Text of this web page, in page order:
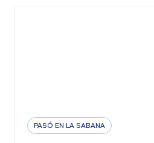
PASÓ EN LA SABANA